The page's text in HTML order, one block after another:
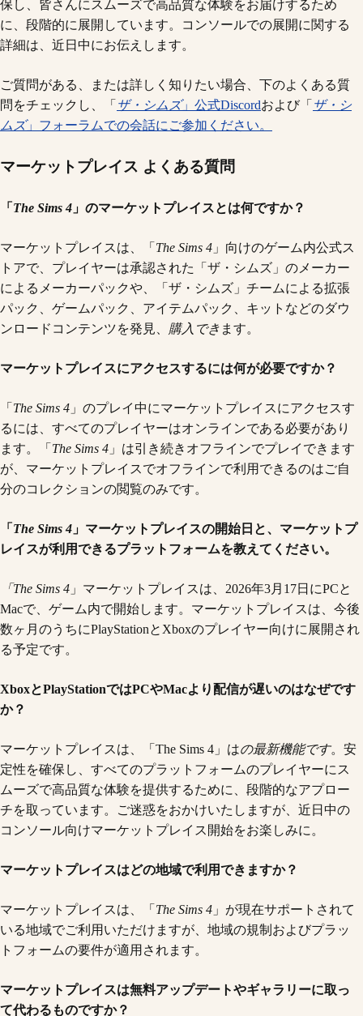
保し、皆さんにスムーズで高品質な体験をお届けするため
に、段階的に展開しています。コンソールでの展開に関する
詳細は、近日中にお伝えします。
ご質問がある、または詳しく知りたい場合、下のよくある質
問をチェックし、「 ザ・シムズ」公式Discordおよび「 ザ・シ
ムズ」フォーラムでの会話にご参加ください。
マーケットプレイス よくある質問
「 The Sims 4 」のマーケットプレイスとは何ですか？
マーケットプレイスは、「 The Sims 4 」向けのゲーム内公式ス
トアで、プレイヤーは承認された「ザ・シムズ」のメーカー
によるメーカーパックや、「ザ・シムズ」チームによる拡張
パック、ゲームパック、アイテムパック、キットなどのダウ
ンロードコンテンツを発見、 購入でき ます。
マーケットプレイスにアクセスするには何が必要ですか？
「 The Sims 4 」のプレイ中にマーケットプレイスにアクセスす
るには、すべてのプレイヤーはオンラインである必要があり
ます。「 The Sims 4 」は引き続きオフラインでプレイできます
が、マーケットプレイスでオフラインで利用できるのはご自
分のコレクションの閲覧のみです。
「 The Sims 4 」マーケットプレイスの開始日と、マーケットプ
レイスが利用できるプラットフォームを教えてください。
「The Sims 4 」マーケットプレイスは、2026年3月17日にPCと
Macで、ゲーム内で開始します。マーケットプレイスは、今後
数ヶ月のうちにPlayStationとXboxのプレイヤー向けに展開され
る予定です。
XboxとPlayStationではPCやMacより配信が遅いのはなぜです
か？
マーケットプレイスは、「The Sims 4」はの最新機能です。安
定性を確保し、すべてのプラットフォームのプレイヤーにス
ムーズで高品質な体験を提供するために、段階的なアプロー
チを取っています。ご迷惑をおかけいたしますが、近日中の
コンソール向けマーケットプレイス開始をお楽しみに。
マーケットプレイスはどの地域で利用できますか？
マーケットプレイスは、「 The Sims 4 」が現在サポートされて
いる地域でご利用いただけますが、地域の規制およびプラッ
トフォームの要件が適用されます。
マーケットプレイスは無料アップデートやギャラリーに取っ
て代わるものですか？